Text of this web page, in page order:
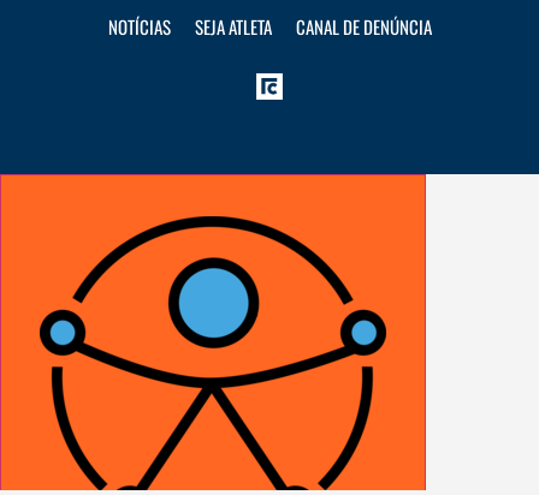
NOTÍCIAS SEJA ATLETA CANAL DE DENÚNCIA